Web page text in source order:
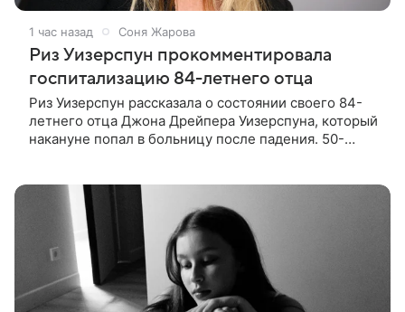
1 час назад Соня Жарова
Риз Уизерспун прокомментировала
госпитализацию 84-летнего отца
Риз Уизерспун рассказала о состоянии своего 84-
летнего отца Джона Дрейпера Уизерспуна, который
накануне попал в больницу после падения. 50-